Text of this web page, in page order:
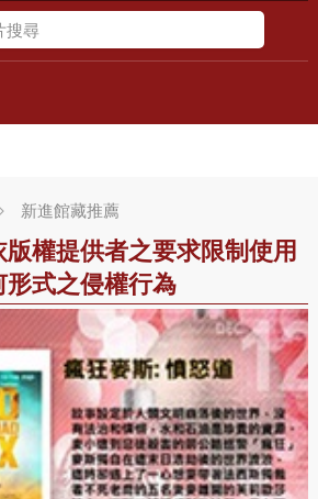
新進館藏推薦
權提供者之要求限制使用
式之侵權行為